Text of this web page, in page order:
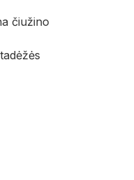
čiužino